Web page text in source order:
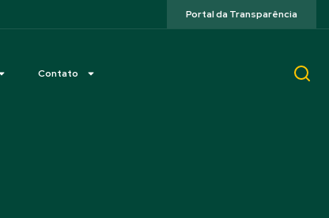
Portal da Transparência
Contato